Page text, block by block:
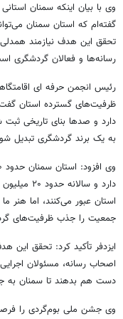
وی با بیان اینکه سمنان
گفته‌ام که استان سمنان
تحقق این هدف نیازمند
رسانه‌ها و فعالان گردشگری
رئیس انجمن حرفه ای
دارد و صدها بنای تاریخی
به یک برند گردشگری تبدیل
دارد و
جمعیت را جذب ظرفیت‌های
ایزدفر تأکید کرد: تحقق این
اصحاب رسانه، مسئولان
دست هم بدهند تا سمنان به
وی جشن ملی بوم‌گردی را